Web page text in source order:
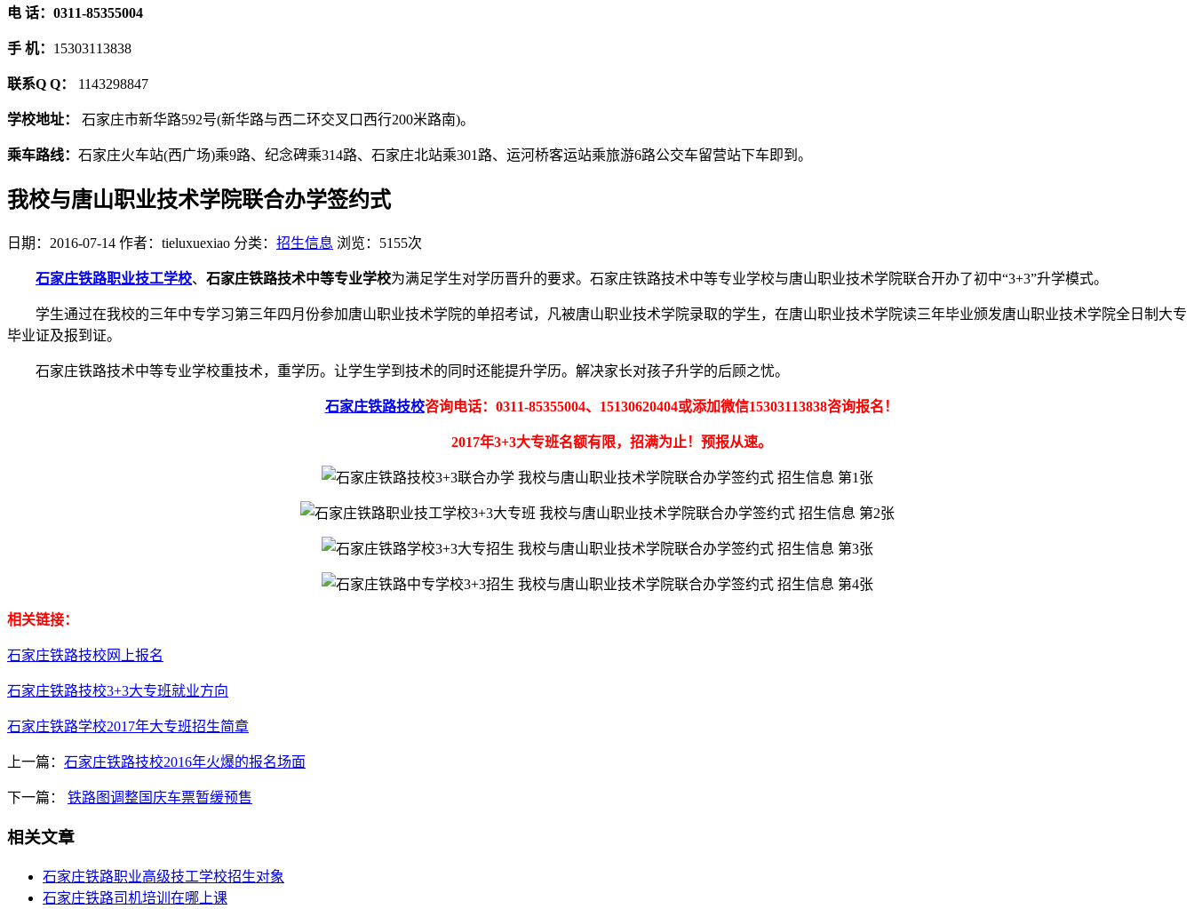
电 话：0311-85355004
手 机： 15303113838
联系Q Q： 1143298847
学校地址： 石家庄市新华路592号(新华路与西二环交叉口西行200米路南)。
乘车路线： 石家庄火车站(西广场)乘9路、纪念碑乘314路、石家庄北站乘301路、运河桥客运站乘旅游6路公交车留营站下车即到。
我校与唐山职业技术学院联合办学签约式
日期：2016-07-14 作者：tieluxuexiao 分类： 招生信息 浏览：5155次
石家庄铁路职业技工学校、 石家庄铁路技术中等专业学校为满足学生对学历晋升的要求。石家庄铁路技术中等专业学校与唐山职业技术学院联合开办了初中“3+3”升学模式。
学生通过在我校的三年中专学习第三年四月份参加唐山职业技术学院的单招考试，凡被唐山职业技术学院录取的学生，在唐山职业技术学院读三年毕业颁发唐山职业技术学院全日制大专
毕业证及报到证。
石家庄铁路技术中等专业学校重技术，重学历。让学生学到技术的同时还能提升学历。解决家长对孩子升学的后顾之忧。
石家庄铁路技校咨询电话：0311-85355004、15130620404或添加微信15303113838咨询报名！
2017年3+3大专班名额有限，招满为止！预报从速。
相关链接：
石家庄铁路技校网上报名
石家庄铁路技校3+3大专班就业方向
石家庄铁路学校2017年大专班招生简章
上一篇： 石家庄铁路技校2016年火爆的报名场面
下一篇： 铁路图调整国庆车票暂缓预售
相关文章
石家庄铁路职业高级技工学校招生对象
石家庄铁路司机培训在哪上课